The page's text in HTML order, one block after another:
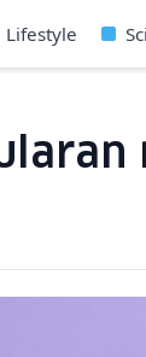
Lifestyle